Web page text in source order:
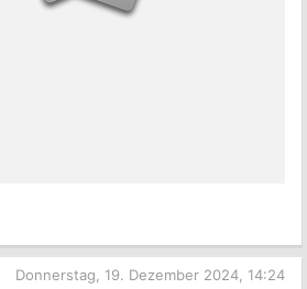
Donnerstag, 19. Dezember 2024, 14:24